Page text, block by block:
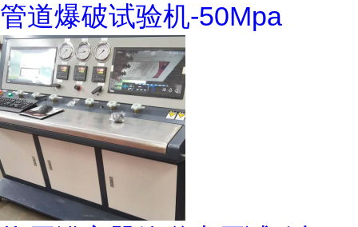
管道爆破试验机-50Mpa